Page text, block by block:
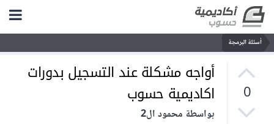
أسئلة البرمجة
0
أواجه مشكلة عند التسجيل بدورات
اكاديمية حسوب
بواسطة محمود ال2